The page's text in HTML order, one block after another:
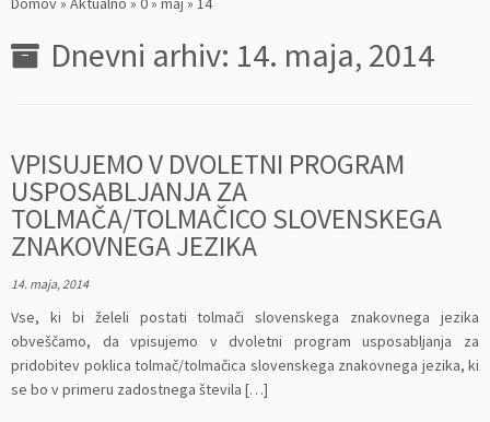
Dnevni arhiv: 14. maja, 2014
VPISUJEMO V DVOLETNI PROGRAM
USPOSABLJANJA ZA
TOLMAČA/TOLMAČICO SLOVENSKEGA
ZNAKOVNEGA JEZIKA
14. maja, 2014
Vse, ki bi želeli postati tolmači slovenskega znakovnega jezika
obveščamo, da vpisujemo v dvoletni program usposabljanja za
pridobitev poklica tolmač/tolmačica slovenskega znakovnega jezika, ki
se bo v primeru zadostnega števila […]